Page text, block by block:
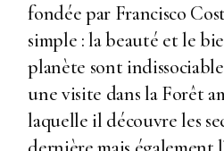
fondée par Francisco
simple : la beauté et le
planète sont
une visite dans la Forêt
laquelle il découvre les